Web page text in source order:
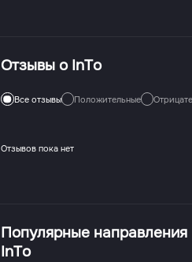
Отзывы о InTo
Все отзывы Положительные
Отзывов пока нет
Популярные направления
InTo